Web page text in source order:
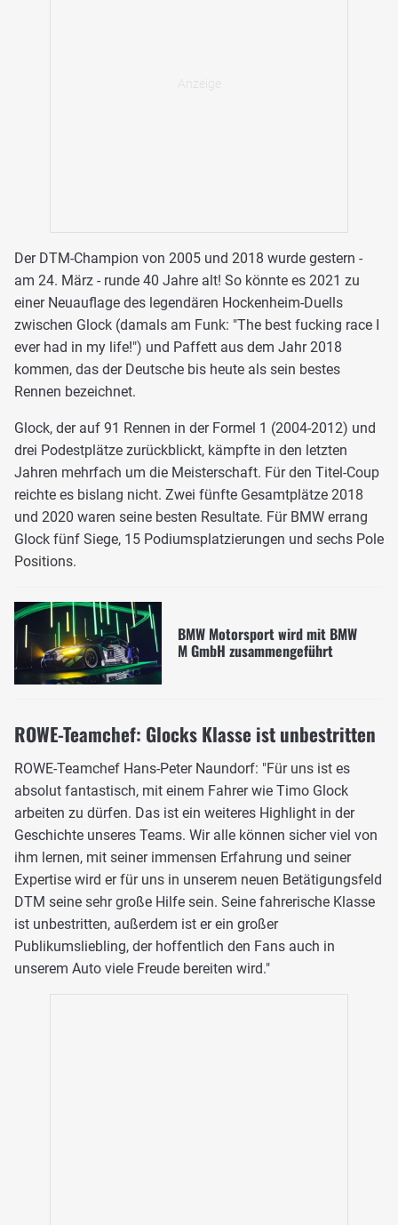
Der DTM-Champion von 2005 und 2018 wurde gestern -
am 24. März - runde 40 Jahre alt! So könnte es 2021 zu
einer Neuauflage des legendären Hockenheim-Duells
zwischen Glock (damals am Funk: "The best fucking race I
ever had in my life!") und Paffett aus dem Jahr 2018
kommen, das der Deutsche bis heute als sein bestes
Rennen bezeichnet.
Glock, der auf 91 Rennen in der Formel 1 (2004-2012) und
drei Podestplätze zurückblickt, kämpfte in den letzten
Jahren mehrfach um die Meisterschaft. Für den Titel-Coup
reichte es bislang nicht. Zwei fünfte Gesamtplätze 2018
und 2020 waren seine besten Resultate. Für BMW errang
Glock fünf Siege, 15 Podiumsplatzierungen und sechs Pole
Positions.
BMW Motorsport wird mit BMW
M GmbH zusammengeführt
ROWE-Teamchef: Glocks Klasse ist unbestritten
ROWE-Teamchef Hans-Peter Naundorf: "Für uns ist es
absolut fantastisch, mit einem Fahrer wie Timo Glock
arbeiten zu dürfen. Das ist ein weiteres Highlight in der
Geschichte unseres Teams. Wir alle können sicher viel von
ihm lernen, mit seiner immensen Erfahrung und seiner
Expertise wird er für uns in unserem neuen Betätigungsfeld
DTM seine sehr große Hilfe sein. Seine fahrerische Klasse
ist unbestritten, außerdem ist er ein großer
Publikumsliebling, der hoffentlich den Fans auch in
unserem Auto viele Freude bereiten wird."